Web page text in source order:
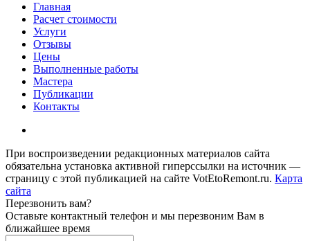
Главная
Расчет стоимости
Услуги
Отзывы
Цены
Выполненные работы
Мастера
Публикации
Контакты
При воспроизведении редакционных материалов сайта
обязательна установка активной гиперссылки на источник —
страницу с этой публикацией на сайте VotEtoRemont.ru. Карта
сайта
Перезвонить вам?
Оставьте контактный телефон и мы перезвоним Вам в
ближайшее время